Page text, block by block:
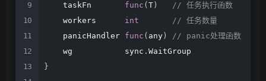
taskFn
func ( T ) // 任务执行函数
workers
int // 任务数量
panicHandler func ( any ) //
panic处理函数
wg
sync . WaitGroup
}